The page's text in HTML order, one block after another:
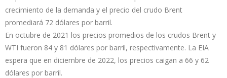
crecimiento de la demanda y el precio del crudo Brent
promediará 72 dólares por barril.
En octubre de 2021 los precios promedios de los crudos Brent y
WTI fueron 84 y 81 dólares por barril, respectivamente. La EIA
espera que en diciembre de 2022, los precios caigan a 66 y 62
dólares por barril.